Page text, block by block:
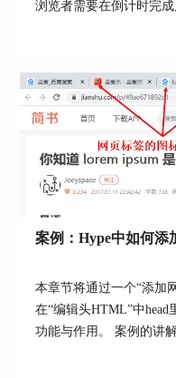
如果对象使用类名，
及其内容与上面的id
浏览者需要在倒计时完
案例：Hype中如何添
本章节将通过一个“添加
在“编辑头HTML”中
功能与作用。 案例的讲
单，相信小伙伴通过这